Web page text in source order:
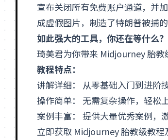
宣布关闭所有免费账户通道，并
成虚假图片，制造了特朗普被捕的
如此强大的工具，你还在等什么？
琦美君为你带来 Midjourney 胎教
教程特点：
讲解详细： 从零基础入门到进阶
操作简单： 无需复杂操作，轻松
案例丰富： 提供大量优秀案例，
立即获取 Midjourney 胎教级教程